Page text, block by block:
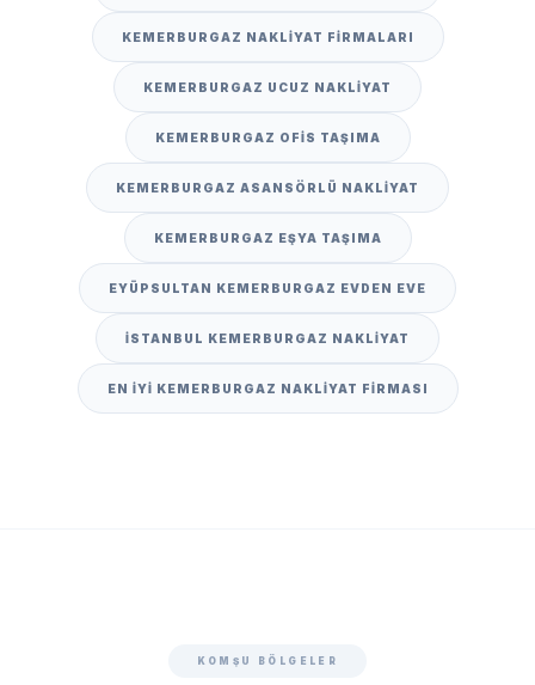
KEMERBURGAZ NAKLIYAT FIRMALARI
KEMERBURGAZ UCUZ NAKLIYAT
KEMERBURGAZ OFIS TAŞIMA
KEMERBURGAZ ASANSÖRLÜ NAKLIYAT
KEMERBURGAZ EŞYA TAŞIMA
EYÜPSULTAN KEMERBURGAZ EVDEN EVE
İSTANBUL KEMERBURGAZ NAKLIYAT
EN IYI KEMERBURGAZ NAKLIYAT FIRMASI
KOMŞU BÖLGELER